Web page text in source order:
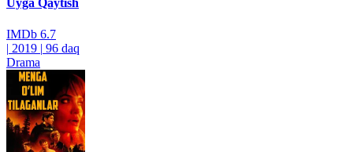
Uyga Qaytish
IMDb 6.7
| 2019 | 96 daq
Drama